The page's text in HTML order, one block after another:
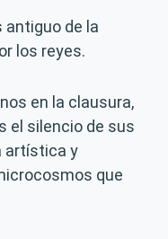
antiguo de la
los reyes.
en la clausura,
el silencio de sus
artística y
que